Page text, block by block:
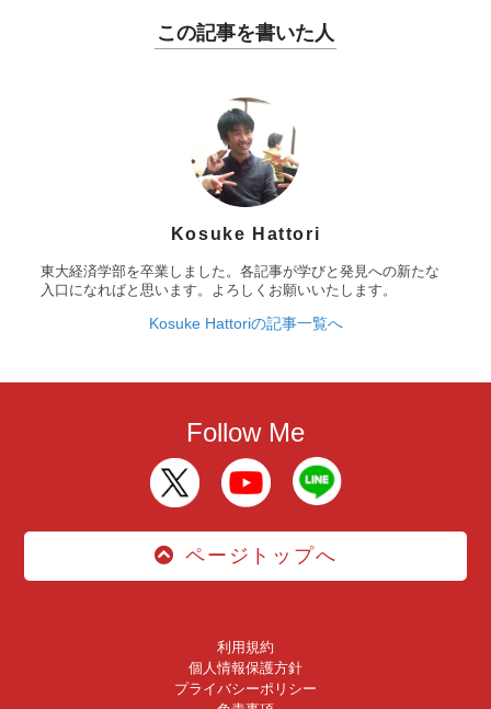
この記事を書いた人
Kosuke Hattori
東大経済学部を卒業しました。各記事が学びと発見への新たな
入口になればと思います。よろしくお願いいたします。
Kosuke Hattoriの記事一覧へ
Follow Me
ページトップへ
利用規約
個人情報保護方針
プライバシーポリシー